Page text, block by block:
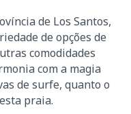
de Los Santos,
de opções de
comodidades
com a magia
de surfe, quanto o
praia.